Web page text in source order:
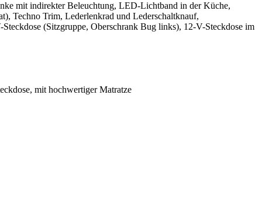
mit indirekter Beleuchtung, LED-Lichtband in der Küche,
Techno Trim, Lederlenkrad und Lederschaltknauf,
(Sitzgruppe, Oberschrank Bug links), 12-V-Steckdose im
mit hochwertiger Matratze